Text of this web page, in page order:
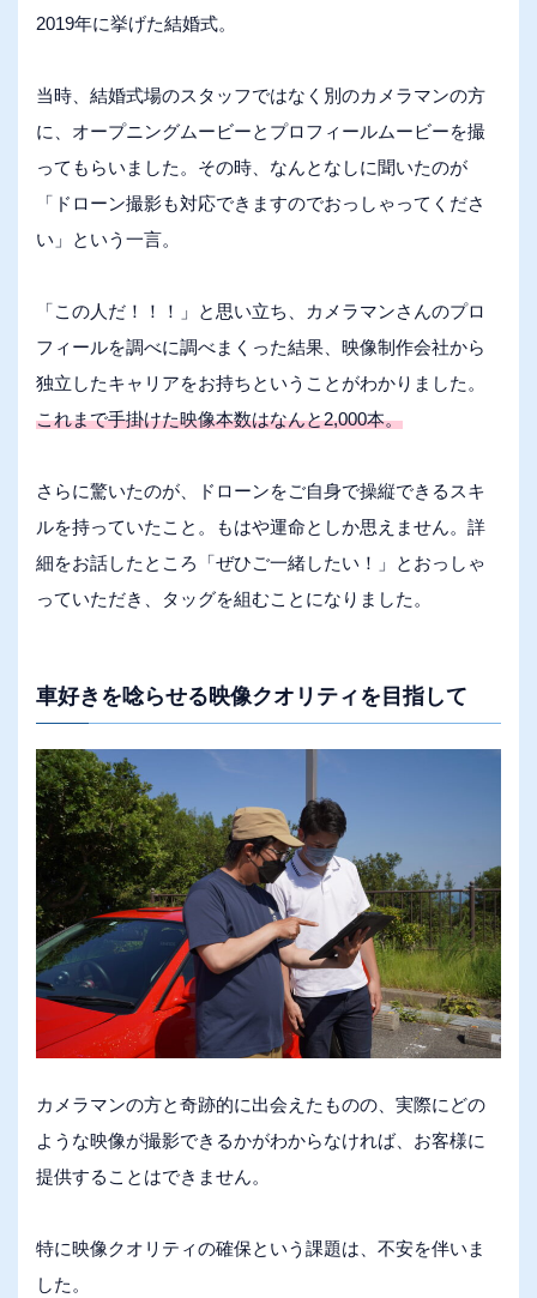
2019年に挙げた結婚式。
当時、結婚式場のスタッフではなく別のカメラマンの方
に、オープニングムービーとプロフィールムービーを撮
ってもらいました。その時、なんとなしに聞いたのが
「ドローン撮影も対応できますのでおっしゃってくださ
い」という一言。
「この人だ！！！」と思い立ち、カメラマンさんのプロ
フィールを調べに調べまくった結果、映像制作会社から
独立したキャリアをお持ちということがわかりました。
これまで手掛けた映像本数はなんと2,000本。
さらに驚いたのが、ドローンをご自身で操縦できるスキ
ルを持っていたこと。もはや運命としか思えません。詳
細をお話したところ「ぜひご一緒したい！」とおっしゃ
っていただき、タッグを組むことになりました。
車好きを唸らせる映像クオリティを目指して
カメラマンの方と奇跡的に出会えたものの、実際にどの
ような映像が撮影できるかがわからなければ、お客様に
提供することはできません。
特に映像クオリティの確保という課題は、不安を伴いま
した。